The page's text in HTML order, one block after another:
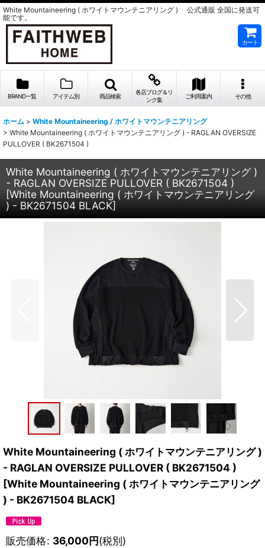
White Mountaineering ( ホワイトマウンテニアリング ) 公式通販 全国に発送可
能です。
カート
BRAND一覧 アイテム別 商品検索
各店ブログ＆リ
ンク集
ご利用案内 その他
ホーム > White Mountaineering / ホワイトマウンテニアリング
> White Mountaineering ( ホワイトマウンテニアリング ) - RAGLAN OVERSIZE
PULLOVER ( BK2671504 )
White Mountaineering ( ホワイトマウンテニアリング )
- RAGLAN OVERSIZE PULLOVER ( BK2671504 )
[White Mountaineering ( ホワイトマウンテニアリング
) - BK2671504 BLACK]
White Mountaineering ( ホワイトマウンテニアリング )
- RAGLAN OVERSIZE PULLOVER ( BK2671504 )
[White Mountaineering ( ホワイトマウンテニアリング
) - BK2671504 BLACK]
販売価格: 36,000円(税別)